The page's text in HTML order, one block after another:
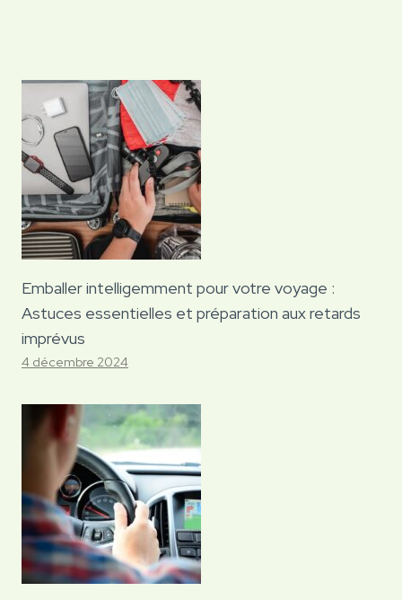
Emballer intelligemment pour votre voyage :
Astuces essentielles et préparation aux retards
imprévus
4 décembre 2024